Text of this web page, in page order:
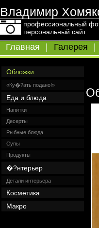
Владимир
профессиональный
персональный сайт
Главная Галерея
Обложки
«Ку�?ать подано!»
Еда и блюда
Напитки
Десерты
Рыбные блюда
Супы
Продукты
�?нтерьер
Детали интерьера
Косметика
Макро